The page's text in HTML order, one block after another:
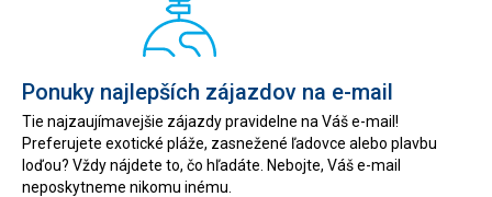
Ponuky najlepších zájazdov na e-mail
Tie najzaujímavejšie zájazdy pravidelne na Váš e-mail!
Preferujete exotické pláže, zasnežené ľadovce alebo plavbu
loďou? Vždy nájdete to, čo hľadáte. Nebojte, Váš e-mail
neposkytneme nikomu inému.